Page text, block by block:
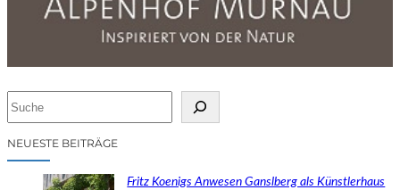
cNEUESTE BEITRÄGE
Fritz Koenigs Anwesen Ganslberg als Künstlerhaus